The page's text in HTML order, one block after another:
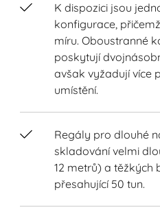
K dispozici jsou
konfigurace,
míru. Oboustranné
poskytují
avšak vyžadují více
umístění.
Regály pro dlouhé
skladování velmi
12 metrů) a těžkých
přesahující 50 tun.